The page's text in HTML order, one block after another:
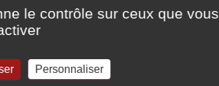
également vous
le contrôle sur ceux que vous
Personnaliser